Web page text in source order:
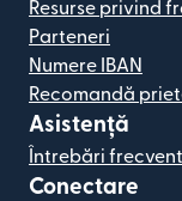
Resurse privind
Parteneri
Numere IBAN
Recomandă
Asistență
Întrebări
Conectare